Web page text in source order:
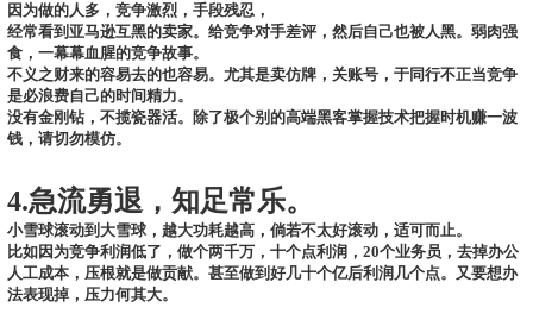
因为做的人多，竞争激烈，手段残忍，
经常看到亚马逊互黑的卖家。给竞争对手差评，然后自己也被人黑。弱肉强
食，一幕幕血腥的竞争故事。
不义之财来的容易去的也容易。尤其是卖仿牌，关账号，于同行不正当竞争
是必浪费自己的时间精力。
没有金刚钻，不揽瓷器活。除了极个别的高端黑客掌握技术把握时机赚一波
钱，请切勿模仿。
4.急流勇退，知足常乐。
小雪球滚动到大雪球，越大功耗越高，倘若不太好滚动，适可而止。
比如因为竞争利润低了，做个两千万，十个点利润，20个业务员，去掉办公
人工成本，压根就是做贡献。甚至做到好几十个亿后利润几个点。又要想办
法表现掉，压力何其大。